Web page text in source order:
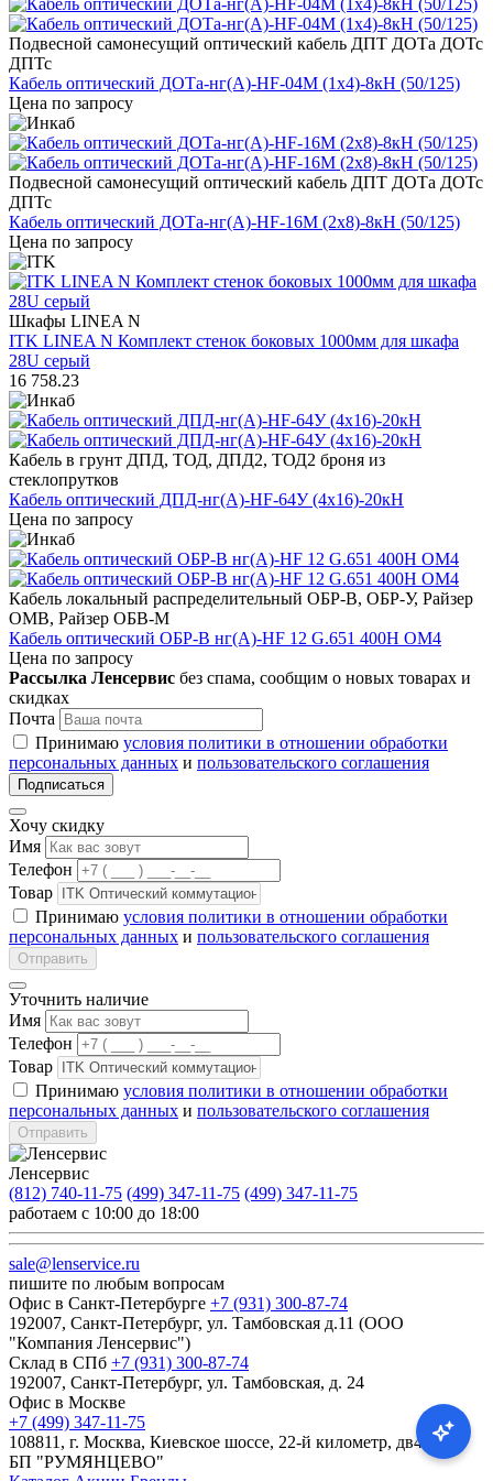
Подвесной самонесущий оптический кабель ДПТ ДОТа ДОТс
ДПТс
Кабель оптический ДОТа-нг(А)-HF-04М (1х4)-8кН (50/125)
Цена по запросу
Подвесной самонесущий оптический кабель ДПТ ДОТа ДОТс
ДПТс
Кабель оптический ДОТа-нг(А)-HF-16М (2х8)-8кН (50/125)
Цена по запросу
Шкафы LINEA N
ITK LINEA N Комплект стенок боковых 1000мм для шкафа
28U серый
16 758.23
Кабель в грунт ДПД, ТОД, ДПД2, ТОД2 броня из
стеклопрутков
Кабель оптический ДПД-нг(А)-HF-64У (4x16)-20кН
Цена по запросу
Кабель локальный распределительный ОБР-В, ОБР-У, Райзер
ОМВ, Райзер ОБВ-М
Кабель оптический ОБР-В нг(A)-HF 12 G.651 400Н ОМ4
Цена по запросу
Рассылка Ленсервис без спама, сообщим о новых товарах и
скидках
Почта
Принимаю условия политики в отношении обработки
персональных данных и пользовательского соглашения
Подписаться
Хочу скидку
Имя
Телефон
Товар
Принимаю условия политики в отношении обработки
персональных данных и пользовательского соглашения
Отправить
Уточнить наличие
Имя
Телефон
Товар
Принимаю условия политики в отношении обработки
персональных данных и пользовательского соглашения
Отправить
Ленсервис
(812) 740-11-75 (499) 347-11-75 (499) 347-11-75
работаем с 10:00 до 18:00
sale@lenservice.ru
пишите по любым вопросам
Офис в Санкт-Петербурге +7 (931) 300-87-74
192007, Санкт-Петербург, ул. Тамбовская д.11 (ООО
"Компания Ленсервис")
Склад в СПб +7 (931) 300-87-74
192007, Санкт-Петербург, ул. Тамбовская, д. 24
Офис в Москве
+7 (499) 347-11-75
108811, г. Москва, Киевское шоссе, 22-й километр, дв4с1кА,
БП "РУМЯНЦЕВО"